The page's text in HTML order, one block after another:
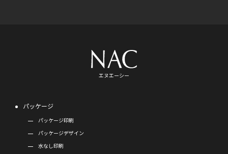
エヌエーシー
パッケージ
パッケージ印刷
パッケージデザイン
水なし印刷